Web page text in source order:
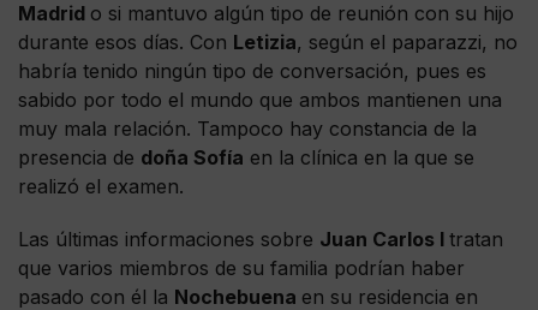
Madrid o si mantuvo algún tipo de reunión con su hijo
durante esos días. Con Letizia, según el paparazzi, no
habría tenido ningún tipo de conversación, pues es
sabido por todo el mundo que ambos mantienen una
muy mala relación. Tampoco hay constancia de la
presencia de doña Sofía en la clínica en la que se
realizó el examen.
Las últimas informaciones sobre Juan Carlos I tratan
que varios miembros de su familia podrían haber
pasado con él la Nochebuena en su residencia en